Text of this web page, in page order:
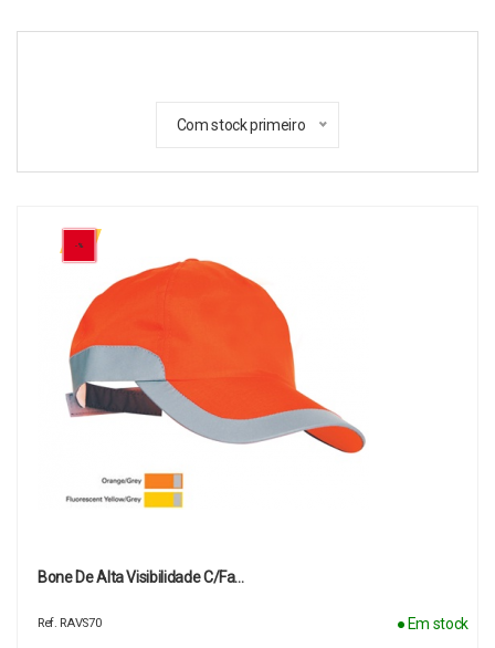
Com stock primeiro
- %
Bone De Alta Visibilidade C/fa…
Ref. RAVS70 ● Em stock